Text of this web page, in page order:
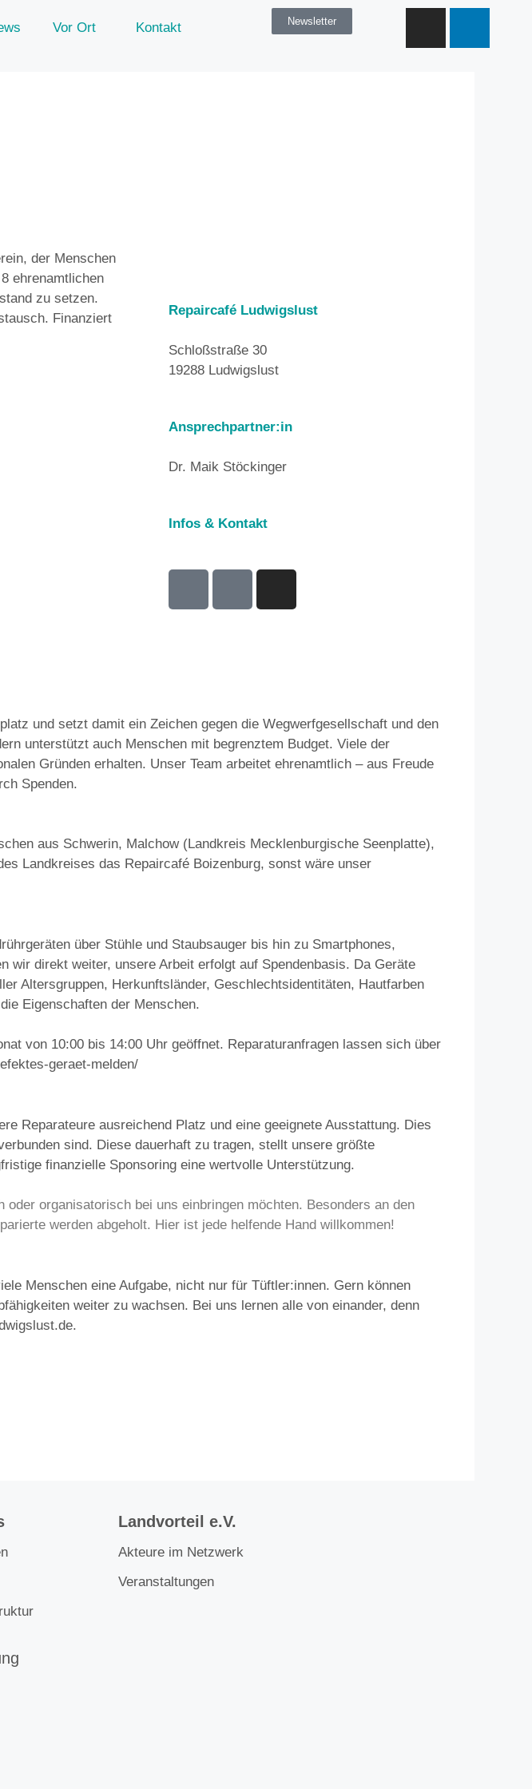
Vor Ort Kontakt Newsletter
der Menschen
ehrenamtlichen
zu setzen.
Finanziert
Repaircafé Ludwigslust
Schloßstraße 30
19288 Ludwigslust
Ansprechpartner:in
Dr. Maik Stöckinger
Infos & Kontakt
und setzt damit ein Zeichen gegen die Wegwerfgesellschaft und den
unterstützt auch Menschen mit begrenztem Budget. Viele der
Gründen erhalten. Unser Team arbeitet ehrenamtlich – aus Freude
Spenden.
aus Schwerin, Malchow (Landkreis Mecklenburgische Seenplatte),
Landkreises das Repaircafé Boizenburg, sonst wäre unser
über Stühle und Staubsauger bis hin zu Smartphones,
wir direkt weiter, unsere Arbeit erfolgt auf Spendenbasis. Da Geräte
Altersgruppen, Herkunftsländer, Geschlechtsidentitäten, Hautfarben
Eigenschaften der Menschen.
von 10:00 bis 14:00 Uhr geöffnet. Reparaturanfragen lassen sich über
geraet-melden/
Reparateure ausreichend Platz und eine geeignete Ausstattung. Dies
sind. Diese dauerhaft zu tragen, stellt unsere größte
finanzielle Sponsoring eine wertvolle Unterstützung.
organisatorisch bei uns einbringen möchten. Besonders an den
werden abgeholt. Hier ist jede helfende Hand willkommen!
Menschen eine Aufgabe, nicht nur für Tüftler:innen. Gern können
weiter zu wachsen. Bei uns lernen alle von einander, denn
Landvorteil e.V.
Akteure im Netzwerk
Veranstaltungen